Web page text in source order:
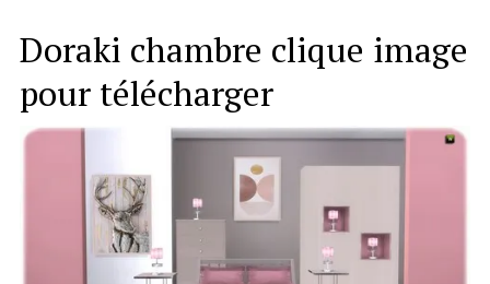
MA PAGE TSR
partenaires
laisse moi un Message
Français▼
Doraki chambre clique image
pour télécharger